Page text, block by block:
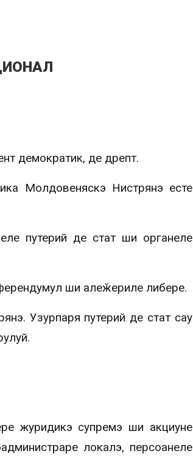
демократик, де дрепт.
Молдовеняскэ Нистрянэ есте
путерий де стат ши органеле
ши алеӂериле либере.
Узурпаря путерий де стат сау
журидикэ супремэ ши акциуне
локалэ, персоанеле